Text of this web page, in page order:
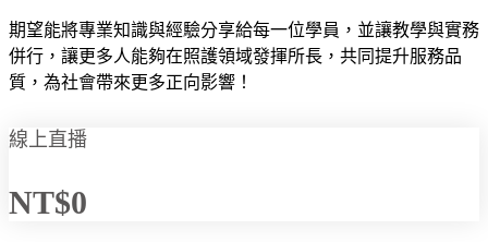
期望能將專業知識與經驗分享給每一位學員，並讓教學與實務
併行，讓更多人能夠在照護領域發揮所長，共同提升服務品
質，為社會帶來更多正向影響！
線上直播
NT$0